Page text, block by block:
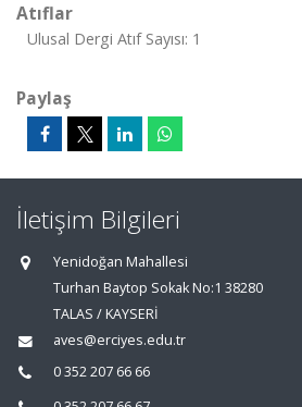
Atıflar
Ulusal Dergi Atıf Sayısı: 1
Paylaş
İletişim Bilgileri
Yenidoğan Mahallesi
Turhan Baytop Sokak No:1 38280
TALAS / KAYSERİ
aves@erciyes.edu.tr
0 352 207 66 66